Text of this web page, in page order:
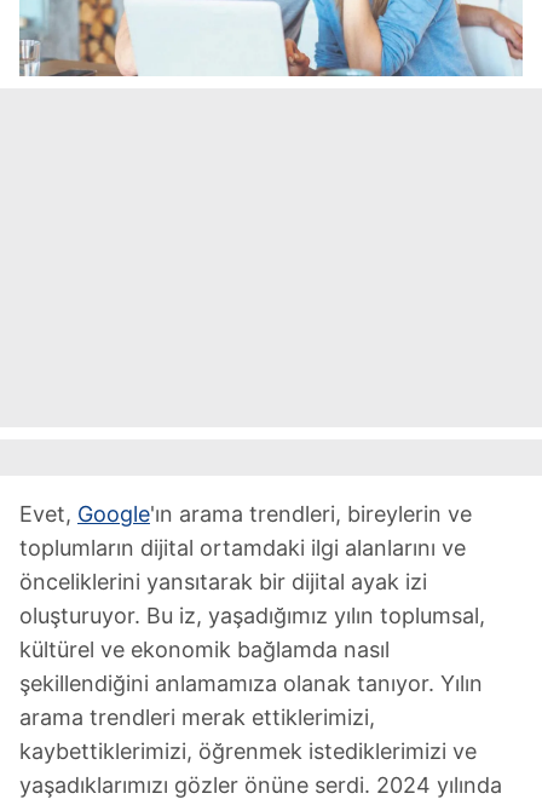
Evet, Google'ın arama trendleri, bireylerin ve
toplumların dijital ortamdaki ilgi alanlarını ve
önceliklerini yansıtarak bir dijital ayak izi
oluşturuyor. Bu iz, yaşadığımız yılın toplumsal,
kültürel ve ekonomik bağlamda nasıl
şekillendiğini anlamamıza olanak tanıyor. Yılın
arama trendleri merak ettiklerimizi,
kaybettiklerimizi, öğrenmek istediklerimizi ve
yaşadıklarımızı gözler önüne serdi. 2024 yılında